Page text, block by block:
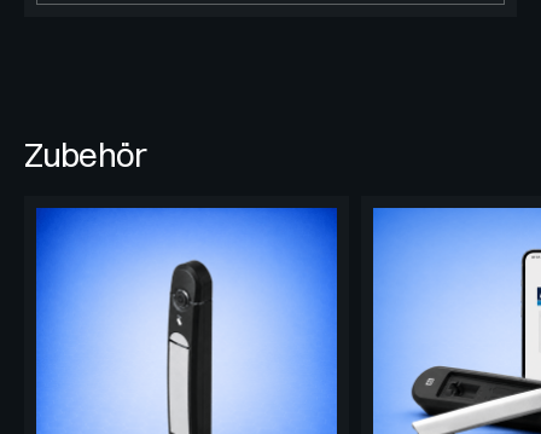
Zubehör